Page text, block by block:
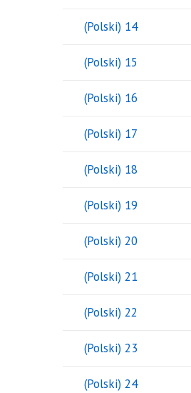
(Polski) 14
(Polski) 15
(Polski) 16
(Polski) 17
(Polski) 18
(Polski) 19
(Polski) 20
(Polski) 21
(Polski) 22
(Polski) 23
(Polski) 24